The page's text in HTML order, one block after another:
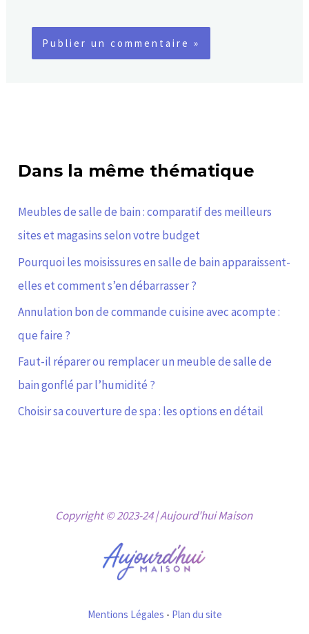
Dans la même thématique
Meubles de salle de bain : comparatif des meilleurs
sites et magasins selon votre budget
Pourquoi les moisissures en salle de bain apparaissent-
elles et comment s’en débarrasser ?
Annulation bon de commande cuisine avec acompte :
que faire ?
Faut-il réparer ou remplacer un meuble de salle de
bain gonflé par l’humidité ?
Choisir sa couverture de spa : les options en détail
Copyright © 2023-24 | Aujourd'hui Maison
Mentions Légales - Plan du site